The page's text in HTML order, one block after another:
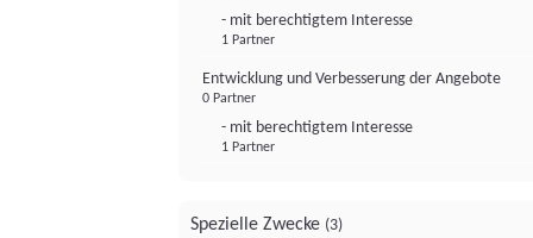
- mit berechtigtem Interesse
1 Partner
Entwicklung und Verbesserung der Angebote
0 Partner
- mit berechtigtem Interesse
1 Partner
Spezielle Zwecke (3)